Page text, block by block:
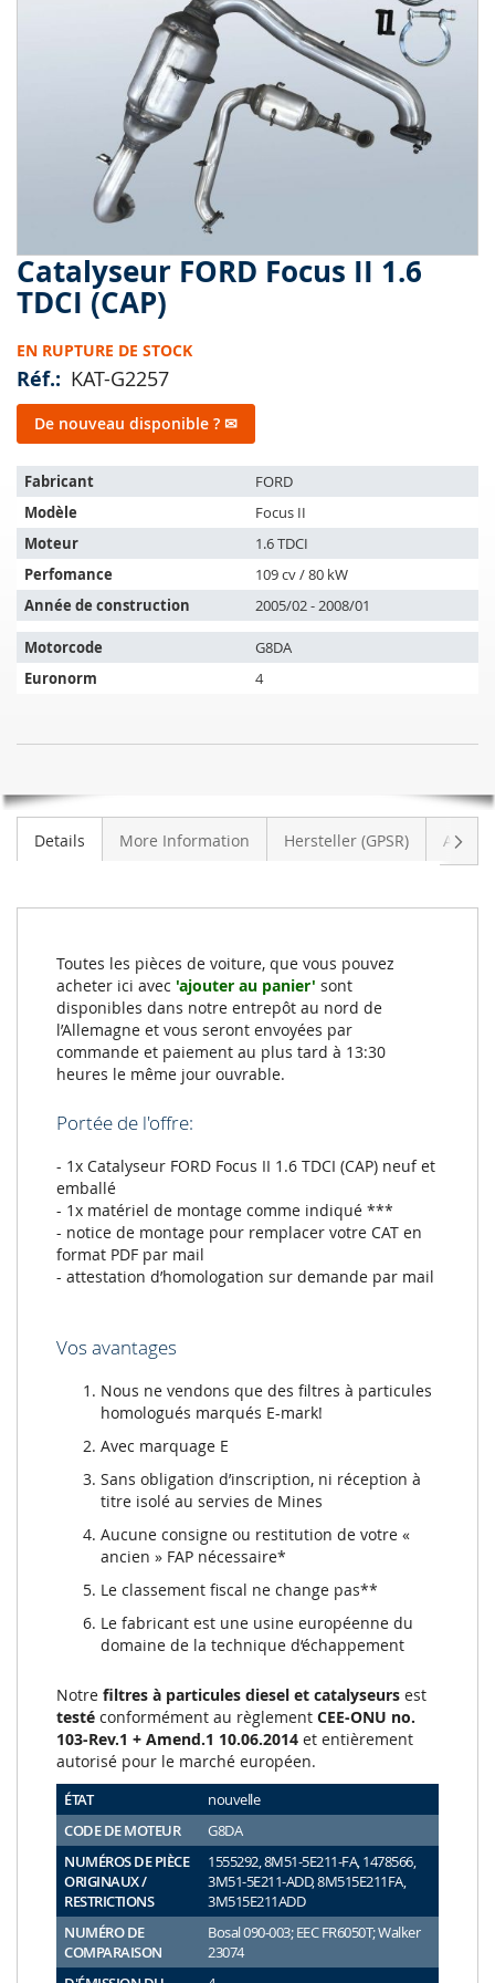
Catalyseur FORD Focus II 1.6
TDCI (CAP)
EN RUPTURE DE STOCK
Réf. KAT-G2257
De nouveau disponible ? ✉
L'article
s'adapte
sur
les
véhicules
suivants:
Fabricant
FORD
Modèle
Focus II
Moteur
1.6 TDCI
Perfomance
109 cv / 80 kW
Année de construction
2005/02 - 2008/01
Motorcode
G8DA
Euronorm
4
Focus
1.6
DE
STOCK
Skip
to
the
of
the
gallery
Details More Information Hersteller (GPSR) Avis
Toutes les pièces de voiture, que vous pouvez
acheter ici avec 'ajouter au panier' sont
disponibles dans notre entrepôt au nord de
l’Allemagne et vous seront envoyées par
commande et paiement au plus tard à 13:30
heures le même jour ouvrable.
Portée de l'offre:
- 1x Catalyseur FORD Focus II 1.6 TDCI (CAP) neuf et
emballé
- 1x matériel de montage comme indiqué ***
- notice de montage pour remplacer votre CAT en
format PDF par mail
- attestation d’homologation sur demande par mail
Vos avantages
Nous ne vendons que des filtres à particules
homologués marqués E-mark!
Avec marquage E
Sans obligation d’inscription, ni réception à
titre isolé au servies de Mines
Aucune consigne ou restitution de votre «
ancien » FAP nécessaire*
Le classement fiscal ne change pas**
Le fabricant est une usine européenne du
domaine de la technique d‘échappement
Notre filtres à particules diesel et catalyseurs est
testé conformément au règlement CEE-ONU no.
103-Rev.1 + Amend.1 10.06.2014 et entièrement
autorisé pour le marché européen.
ÉTAT
nouvelle
CODE DE MOTEUR
G8DA
NUMÉROS DE PIÈCE
ORIGINAUX /
RESTRICTIONS
1555292, 8M51-5E211-FA, 1478566,
3M51-5E211-ADD, 8M515E211FA,
3M515E211ADD
NUMÉRO DE
COMPARAISON
Bosal 090-003; EEC FR6050T; Walker
23074